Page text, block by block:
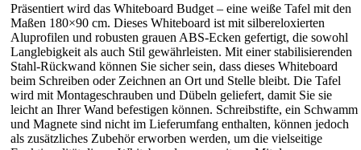
Präsentiert wird das Whiteboard Budget – eine weiße Tafel mit den
Maßen 180×90 cm. Dieses Whiteboard ist mit silbereloxierten
Aluprofilen und robusten grauen ABS-Ecken gefertigt, die sowohl
Langlebigkeit als auch Stil gewährleisten. Mit einer stabilisierenden
Stahl-Rückwand können Sie sicher sein, dass dieses Whiteboard
beim Schreiben oder Zeichnen an Ort und Stelle bleibt. Die Tafel
wird mit Montageschrauben und Dübeln geliefert, damit Sie sie
leicht an Ihrer Wand befestigen können. Schreibstifte, ein Schwamm
und Magnete sind nicht im Lieferumfang enthalten, können jedoch
als zusätzliches Zubehör erworben werden, um die vielseitige